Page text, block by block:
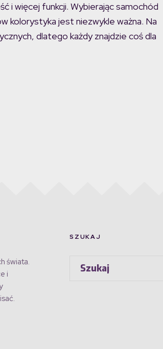
i więcej funkcji. Wybierając samochód
kolorystyka jest niezwykle ważna. Na
dlatego każdy znajdzie coś dla
świata.
i
SZUKAJ